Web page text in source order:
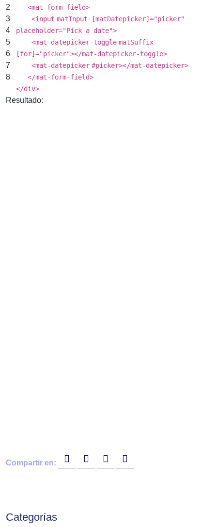
2
3
4
5
6
7
8
<mat-form-field>
<input matInput [matDatepicker]="picker"
placeholder="Pick a date">
<mat-datepicker-toggle matSuffix
[for]="picker"></mat-datepicker-toggle>
<mat-datepicker #picker></mat-datepicker>
</mat-form-field>
</div>
Resultado:
Compartir en:
Categorías